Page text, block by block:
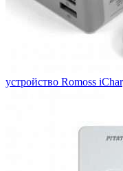
устройство Romoss